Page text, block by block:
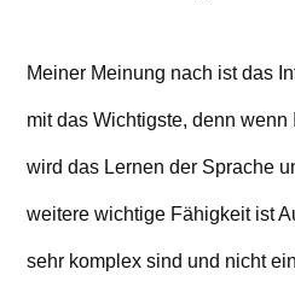
Meiner Meinung nach ist das
mit das Wichtigste, denn wenn
wird das Lernen der Sprache
weitere wichtige Fähigkeit ist
sehr komplex sind und nicht